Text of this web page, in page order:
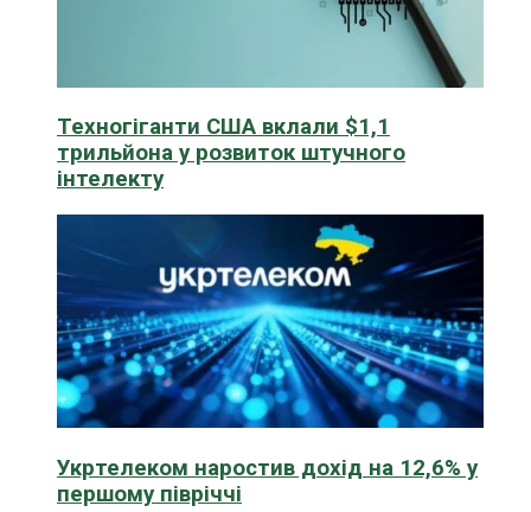
Техногіганти США вклали $1,1
трильйона у розвиток штучного
інтелекту
Укртелеком наростив дохід на 12,6% у
першому півріччі